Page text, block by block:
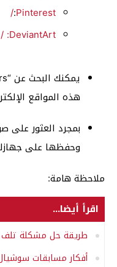
Pinterest
:
/
DeviantArt:
/
هذه المواقع
بمجرد العثور على
وحفظها على
ملاحظة هامة:
اقرأ أيضا...
طريقة حل مشكلة تلف
أفكار مسابقات سوشيال